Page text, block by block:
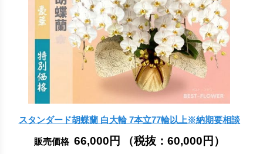
スタンダード胡蝶蘭 白大輪 7本立77輪以上※納期要相談
販売価格 66,000円 （税抜： 60,000円 ）